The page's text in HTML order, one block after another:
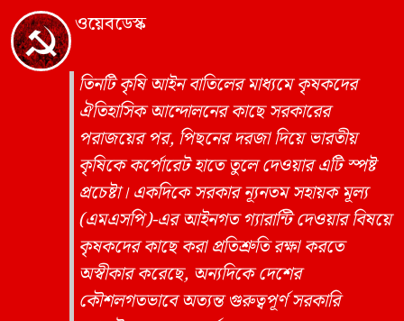
ওয়েবডেস্ক
তিনটি কৃষি আইন বাতিলের মাধ্যমে কৃষকদের
ঐতিহাসিক আন্দোলনের কাছে সরকারের
পরাজয়ের পর, পিছনের দরজা দিয়ে ভারতীয়
কৃষিকে কর্পোরেট হাতে তুলে দেওয়ার এটি স্পষ্ট
প্রচেষ্টা। একদিকে সরকার ন্যূনতম সহায়ক মূল্য
(এমএসপি)-এর আইনগত গ্যারান্টি দেওয়ার বিষয়ে
কৃষকদের কাছে করা প্রতিশ্রুতি রক্ষা করতে
অস্বীকার করেছে, অন্যদিকে দেশের
কৌশলগতভাবে অত্যন্ত গুরুত্বপূর্ণ সরকারি